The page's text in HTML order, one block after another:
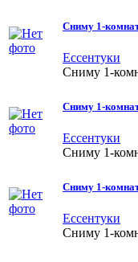
Сниму 1-
Ессентуки
Сниму 1-
Сниму 1-
Ессентуки
Сниму 1-
Сниму 1-
Ессентуки
Сниму 1-